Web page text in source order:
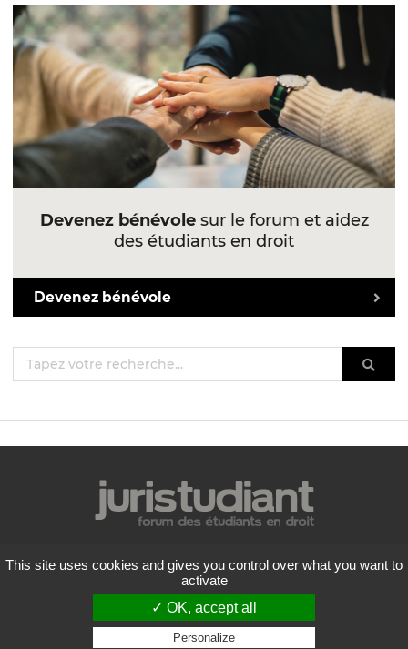
Devenez bénévolesur le forum et aidez
des étudiants en droit
Devenez bénévole
Mentions légales
Politique de confidentialité
Conditions générales d'utilisation
Liste des forums
Contactez-nous
This site uses cookies and gives you control over what you want to
activate
✓ OK, accept all
Personalize